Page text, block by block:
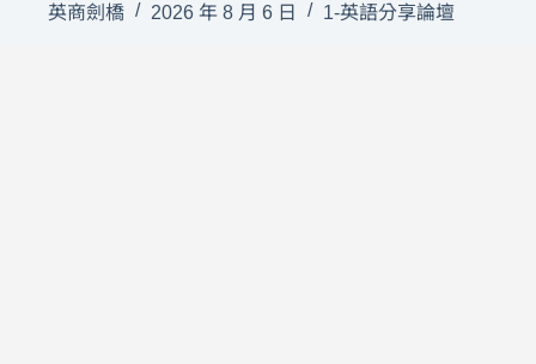
英商劍橋 2026 年 8 月 6 日 1-英語分享論壇